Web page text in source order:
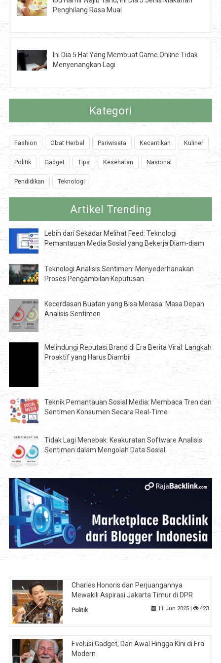
Penghilang Rasa Mual
Ini Dia 5 Hal Yang Membuat Game Online Tidak
Menyenangkan Lagi
Kategori
Fashion Obat Herbal Pariwisata Kecantikan Kuliner
Politik Gadget Tips Kesehatan Nasional
Pendidikan Teknologi
Artikel Trending
Lebih dari Sekadar Melihat Feed: Teknologi
Pemantauan Media Sosial yang Bekerja Diam-diam
Teknologi Analisis Sentimen: Menyederhanakan
Proses Pengambilan Keputusan
Kecerdasan Buatan yang Bisa Merasa: Masa Depan
Analisis Sentimen
Melindungi Reputasi Brand di Era Berita Viral: Langkah
Proaktif yang Harus Diambil
Teknik Pemantauan Sosial Media: Membaca Tren dan
Sentimen Konsumen Secara Real-Time
Tidak Lagi Menebak: Keakuratan Software Analisis
Sentimen dalam Mengolah Data Sosial
Charles Honoris dan Perjuangannya
Mewakili Aspirasi Jakarta Timur di DPR
Politik 11 Jun 2025 | 423
Evolusi Gadget, Dari Awal Hingga Kini di Era
Modern